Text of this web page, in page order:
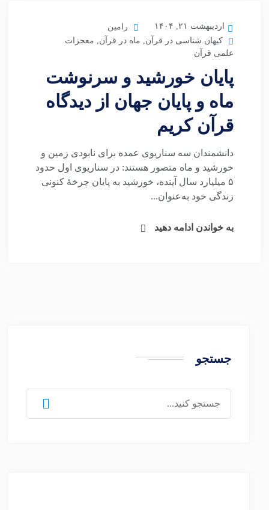
اردیبهشت ۲۱, ۱۴۰۴
رامین
کیهان شناسی در قرآن, ماه در قرآن, معجزات
علمی قرآن
پایان خورشید و سرنوشت
ماه و پایان جهان از دیدگاه
قرآن کریم
دانشمندان سه سناریوی عمده برای نابودی زمین و
خورشید و ماه متصور هستند: در سناریوی اول حدود
۵ میلیارد سال آینده، خورشید به پایان چرخهٔ کنونی
زندگی خود به‌عنوان...
به خواندن ادامه دهید
جستجو
برای: